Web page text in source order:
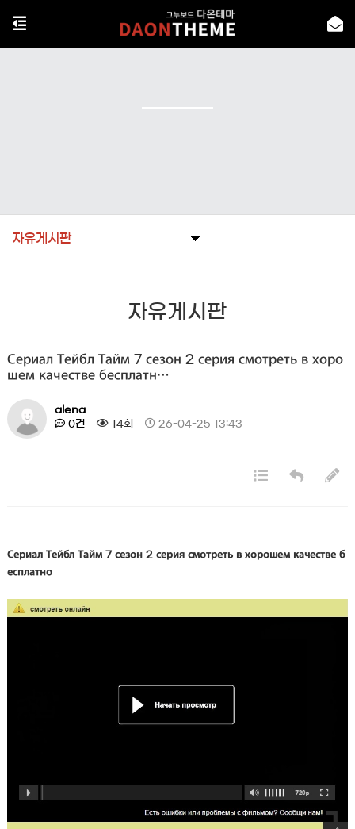
자유게시판
자유게시판
Сериал Тейбл Тайм 7 сезон 2 серия смотреть в хоро
шем качестве бесплатн…
alena
0건
14회 26-04-25 13:43
Сериал Тейбл Тайм 7 сезон 2 серия смотреть в хорошем качестве б
есплатно